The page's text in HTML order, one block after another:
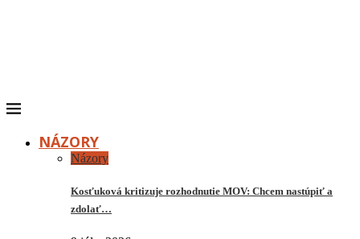
NÁZORY
Názory
Kosťuková kritizuje rozhodnutie MOV: Chcem nastúpiť a
zdolať…